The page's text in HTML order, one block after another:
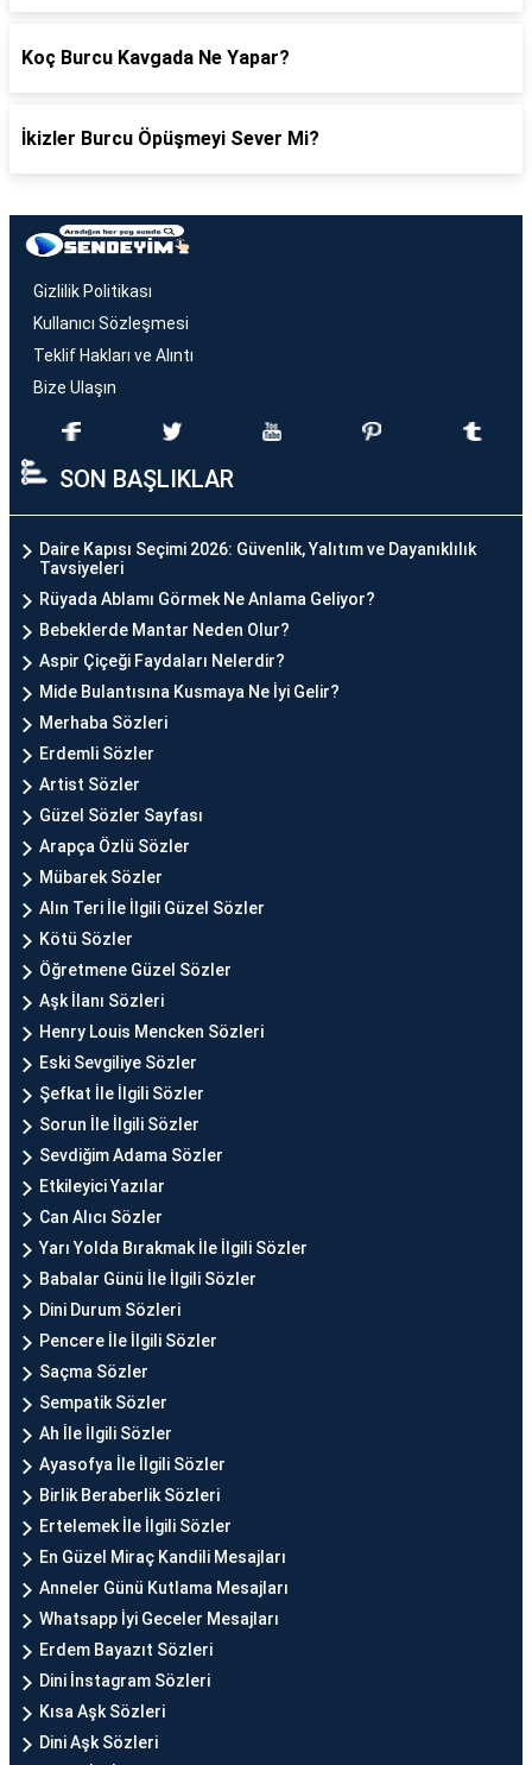
Koç Burcu Kavgada Ne Yapar?
İkizler Burcu Öpüşmeyi Sever Mi?
Gizlilik Politikası
Kullanıcı Sözleşmesi
Teklif Hakları ve Alıntı
Bize Ulaşın
SON BAŞLIKLAR
Daire Kapısı Seçimi 2026: Güvenlik, Yalıtım ve Dayanıklılık
Tavsiyeleri
Rüyada Ablamı Görmek Ne Anlama Geliyor?
Bebeklerde Mantar Neden Olur?
Aspir Çiçeği Faydaları Nelerdir?
Mide Bulantısına Kusmaya Ne İyi Gelir?
Merhaba Sözleri
Erdemli Sözler
Artist Sözler
Güzel Sözler Sayfası
Arapça Özlü Sözler
Mübarek Sözler
Alın Teri İle İlgili Güzel Sözler
Kötü Sözler
Öğretmene Güzel Sözler
Aşk İlanı Sözleri
Henry Louis Mencken Sözleri
Eski Sevgiliye Sözler
Şefkat İle İlgili Sözler
Sorun İle İlgili Sözler
Sevdiğim Adama Sözler
Etkileyici Yazılar
Can Alıcı Sözler
Yarı Yolda Bırakmak İle İlgili Sözler
Babalar Günü İle İlgili Sözler
Dini Durum Sözleri
Pencere İle İlgili Sözler
Saçma Sözler
Sempatik Sözler
Ah İle İlgili Sözler
Ayasofya İle İlgili Sözler
Birlik Beraberlik Sözleri
Ertelemek İle İlgili Sözler
En Güzel Miraç Kandili Mesajları
Anneler Günü Kutlama Mesajları
Whatsapp İyi Geceler Mesajları
Erdem Bayazıt Sözleri
Dini İnstagram Sözleri
Kısa Aşk Sözleri
Dini Aşk Sözleri